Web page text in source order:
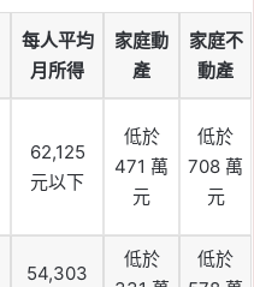
每人平均
月所得
家庭動
產
家庭不
動產
62,125
元以下
低於
471 萬
元
低於
708 萬
元
54,303
低於
低於